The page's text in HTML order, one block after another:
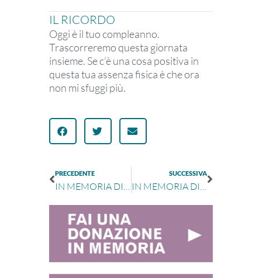
IL RICORDO
Oggi è il tuo compleanno.
Trascorreremo questa giornata
insieme. Se c’è una cosa positiva in
questa tua assenza fisica è che ora
non mi sfuggi più.
PRECEDENTE
IN MEMORIA DI MARIA SANNA
SUCCESSIVA
IN MEMORIA DI ANTONINA AZOTI